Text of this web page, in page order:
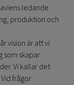
ledande
produktion och
vision är att vi
som skapar
Vi kallar det
frågor